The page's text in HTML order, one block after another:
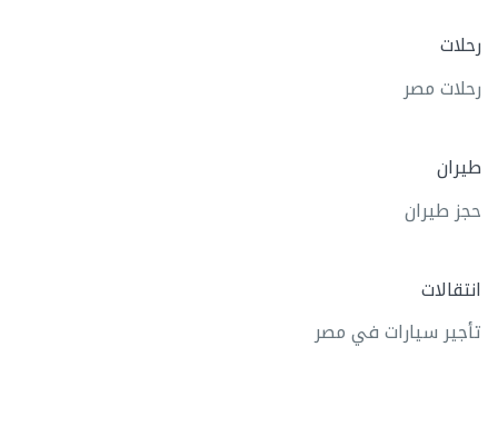
رحلات
رحلات مصر
طيران
حجز طيران
انتقالات
تأجير سيارات في مصر